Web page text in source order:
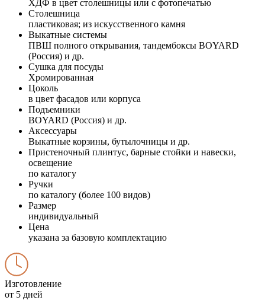
ХДФ в цвет столешницы или с фотопечатью
Столешница
пластиковая; из искусственного камня
Выкатные системы
ПВШ полного открывания, тандембоксы BOYARD
(Россия) и др.
Сушка для посуды
Хромированная
Цоколь
в цвет фасадов или корпуса
Подъемники
BOYARD (Россия) и др.
Аксессуары
Выкатные корзины, бутылочницы и др.
Пристеночный плинтус, барные стойки и навески,
освещение
по каталогу
Ручки
по каталогу (более 100 видов)
Размер
индивидуальный
Цена
указана за базовую комплектацию
Изготовление
от 5 дней